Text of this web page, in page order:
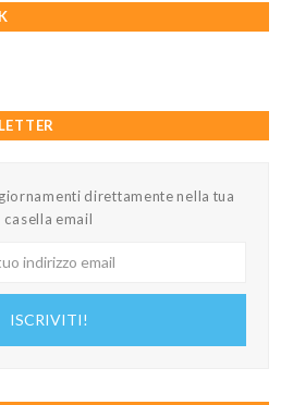
direttamente nella tua
casella email
ISCRIVITI!